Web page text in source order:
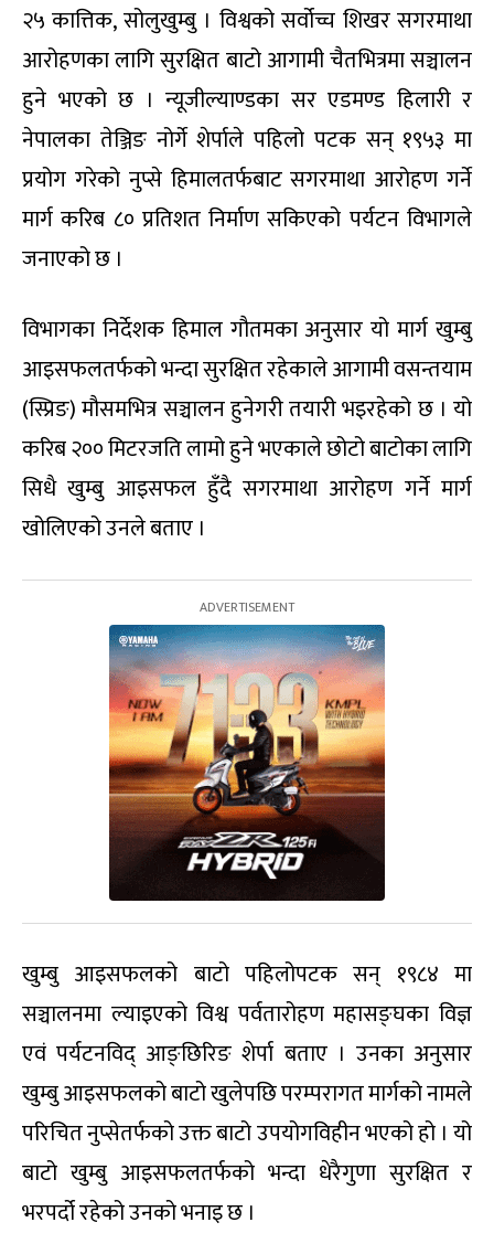
२५ कात्तिक, सोलुखुम्बु । विश्वको सर्वोच्च शिखर सगरमाथा
आरोहणका लागि सुरक्षित बाटो आगामी चैतभित्रमा सञ्चालन
हुने भएको छ । न्यूजील्याण्डका सर एडमण्ड हिलारी र
नेपालका तेञ्जिङ नोर्गे शेर्पाले पहिलो पटक सन् १९५३ मा
प्रयोग गरेको नुप्से हिमालतर्फबाट सगरमाथा आरोहण गर्ने
मार्ग करिब ८० प्रतिशत निर्माण सकिएको पर्यटन विभागले
जनाएको छ ।
विभागका निर्देशक हिमाल गौतमका अनुसार यो मार्ग खुम्बु
आइसफलतर्फको भन्दा सुरक्षित रहेकाले आगामी वसन्तयाम
(स्प्रिङ) मौसमभित्र सञ्चालन हुनेगरी तयारी भइरहेको छ । यो
करिब २०० मिटरजति लामो हुने भएकाले छोटो बाटोका लागि
सिधै खुम्बु आइसफल हुँदै सगरमाथा आरोहण गर्ने मार्ग
खोलिएको उनले बताए ।
खुम्बु आइसफलको बाटो पहिलोपटक सन् १९८४ मा
सञ्चालनमा ल्याइएको विश्व पर्वतारोहण महासङ्घका विज्ञ
एवं पर्यटनविद् आङ्छिरिङ शेर्पा बताए । उनका अनुसार
खुम्बु आइसफलको बाटो खुलेपछि परम्परागत मार्गको नामले
परिचित नुप्सेतर्फको उक्त बाटो उपयोगविहीन भएको हो । यो
बाटो खुम्बु आइसफलतर्फको भन्दा धेरैगुणा सुरक्षित र
भरपर्दो रहेको उनको भनाइ छ ।